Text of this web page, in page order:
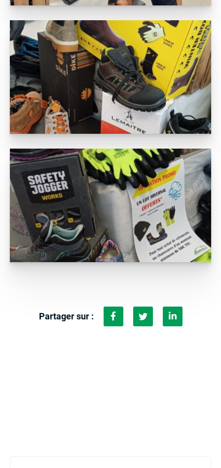
Partager sur :
Nos produits
Nos services
Demander un devis
L’entreprise
Nos activités
St-Laurent : 04 72 31 13 00
Mornant : 04 23 32 41 71
Contact